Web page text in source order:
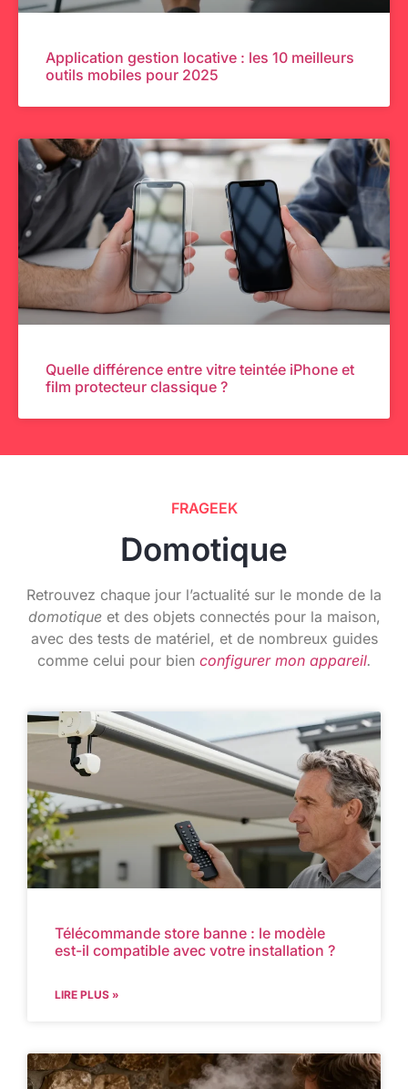
Application gestion locative : les 10 meilleurs
outils mobiles pour 2025
Quelle différence entre vitre teintée iPhone et
film protecteur classique ?
FRAGEEK
Domotique
Retrouvez chaque jour l’actualité sur le monde de la
domotiqueet des objets connectés pour la maison,
avec des tests de matériel, et de nombreux guides
comme celui pour bien configurer mon appareil.
Télécommande store banne : le modèle
est-il compatible avec votre installation ?
LIRE PLUS »